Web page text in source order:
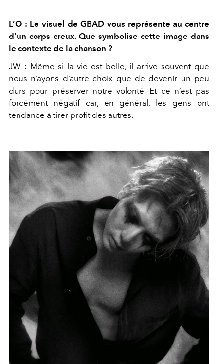
L’O : Le visuel de GBAD vous représente au centre
d’un corps creux. Que symbolise cette image dans
le contexte de la chanson ?
JW : Même si la vie est belle, il arrive souvent que
nous n’ayons d’autre choix que de devenir un peu
durs pour préserver notre vo lonté. Et ce n’est pas
forcément négatif car, en général, les gens ont
tendance à tirer profit des autres.